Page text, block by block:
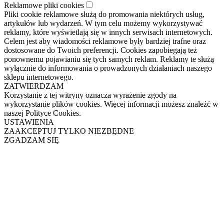
Reklamowe pliki cookies
Pliki cookie reklamowe służą do promowania niektórych usług,
artykułów lub wydarzeń. W tym celu możemy wykorzystywać
reklamy, które wyświetlają się w innych serwisach internetowych.
Celem jest aby wiadomości reklamowe były bardziej trafne oraz
dostosowane do Twoich preferencji. Cookies zapobiegają też
ponownemu pojawianiu się tych samych reklam. Reklamy te służą
wyłącznie do informowania o prowadzonych działaniach naszego
sklepu internetowego.
ZATWIERDZAM
Korzystanie z tej witryny oznacza wyrażenie zgody na
wykorzystanie plików cookies. Więcej informacji możesz znaleźć w
naszej Polityce Cookies.
USTAWIENIA
ZAAKCEPTUJ TYLKO NIEZBĘDNE
ZGADZAM SIĘ